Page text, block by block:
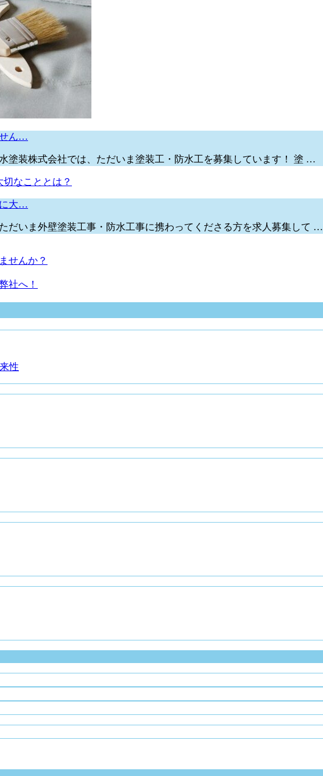
ん…
塗装株式会社では、ただいま塗装工・防水工を募集しています！ 塗 …
に大…
だいま外壁塗装工事・防水工事に携わってくださる方を求人募集して …
せんか？
社へ！
性